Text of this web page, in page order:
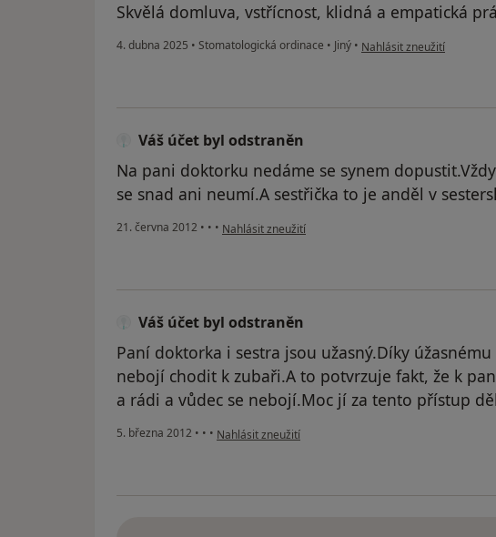
Skvělá domluva, vstřícnost, klidná a empatická
4. dubna 2025 • Stomatologická ordinace • Jiný • podle názoru uživatele B.B.
Nahlásit zneužití
Váš účet byl odstraněn
Na pani doktorku nedáme se synem
se snad ani neumí.A sestřička to je anděl v
21. června 2012 • • • podle názoru uživatele Váš účet byl odstraněn
Nahlásit zneužití
Váš účet byl odstraněn
Paní doktorka i sestra jsou užasný.Díky
nebojí chodit k zubaři.A to potvrzuje fakt, že k
a rádi a vůdec se nebojí.Moc jí za tento přístup
5. března 2012 • • • podle názoru uživatele Váš účet byl odstraněn
Nahlásit zneužití